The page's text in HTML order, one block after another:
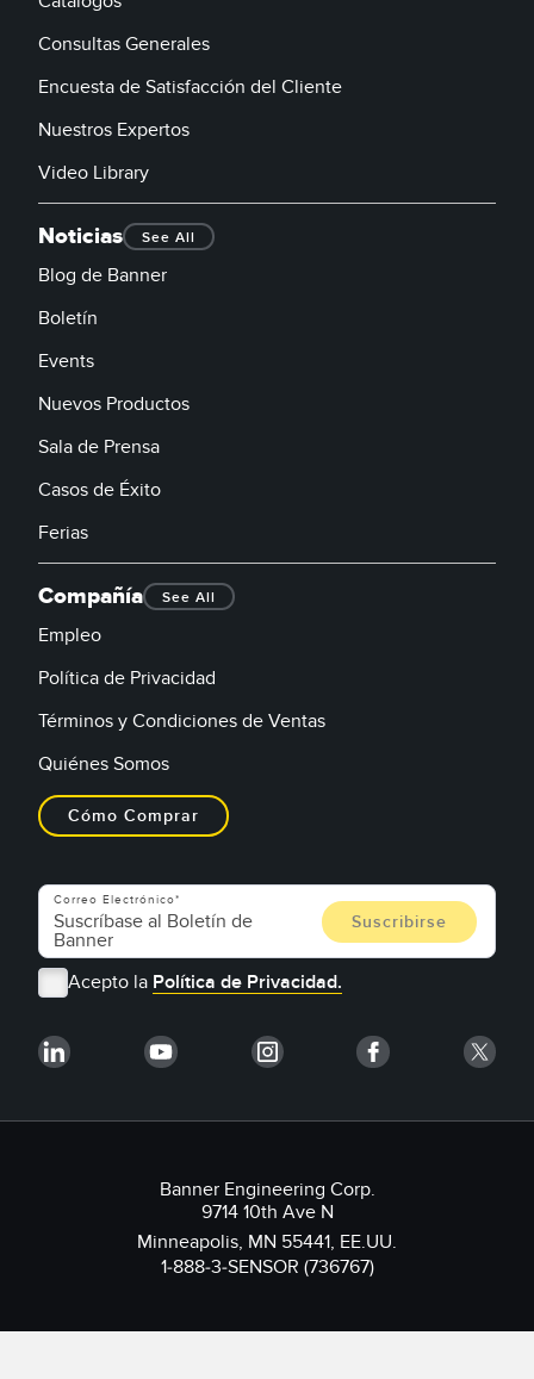
Consultas Generales
Encuesta de Satisfacción del Cliente
Nuestros Expertos
Video Library
Noticias See All
Blog de Banner
Boletín
Events
Nuevos Productos
Sala de Prensa
Casos de Éxito
Ferias
Compañía See All
Empleo
Política de Privacidad
Términos y Condiciones de Ventas
Quiénes Somos
Cómo Comprar
Correo Electrónico
Acepto la Política de Privacidad.
Banner Engineering Corp.
9714 10th Ave N
Minneapolis, MN 55441, EE.UU.
1-888-3-SENSOR (736767)